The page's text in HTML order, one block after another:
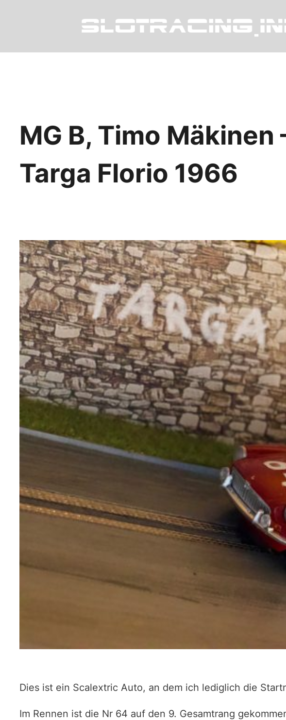
MG B, Timo Mäkinen
Targa Florio 1966
Dies ist ein Scalextric Auto, an dem ich lediglich die
Im Rennen ist die Nr 64 auf den 9. Gesamtrang